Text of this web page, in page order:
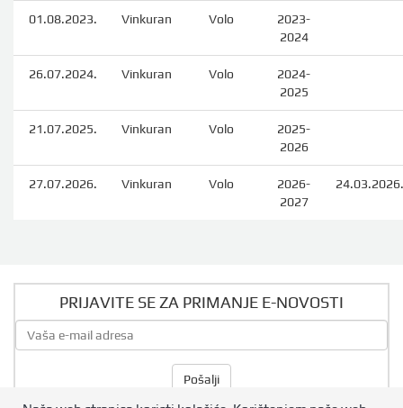
01.08.2023. Vinkuran Volo
2023-
2024
26.07.2024. Vinkuran Volo
2024-
2025
21.07.2025. Vinkuran Volo
2025-
2026
27.07.2026. Vinkuran Volo
2026-
2027
24.03.2026.
PRIJAVITE SE ZA PRIMANJE E-NOVOSTI
Pošalji